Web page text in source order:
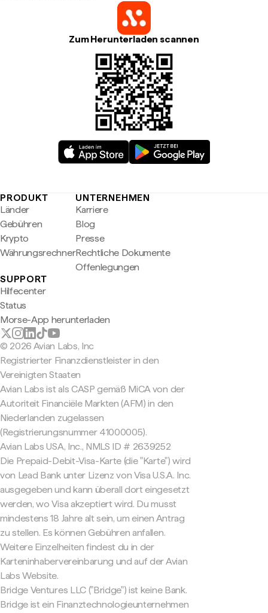
Zum Herunterladen scannen
PRODUKT
Länder
Gebühren
Krypto
Währungsrechner
UNTERNEHMEN
Karriere
Blog
Presse
Rechtliche Dokumente
Offenlegungen
SUPPORT
Hilfecenter
Status
Morse-App herunterladen
© 2026 Avian Labs, Inc
Registrierter Finanzdienstleister in den
Vereinigten Staaten
Avian Labs ist als CASP gemäß MiCA von der
Autoriteit Financiële Markten (AFM) in den
Niederlanden zugelassen
(Registrierungsnummer 41000005).
Avian Labs USA, Inc., NMLS ID # 2639252
Die Prepaid-Debit-Visa-Karte (die "Karte") wird
von Lead Bank unter Lizenz von Visa U.S.A. Inc.
ausgegeben und kann überall dort eingesetzt
werden, wo Visa akzeptiert wird. Du musst
mindestens 18 Jahre alt sein, um einen Antrag
zu stellen. Es können Gebühren anfallen.
Weitere Einzelheiten findest du in der
Karteninhabervereinbarung und auf der Avian
Labs Website.
Bridge Ventures LLC ("Bridge") ist keine Bank.
Bridge ist ein Finanztechnologieunternehmen